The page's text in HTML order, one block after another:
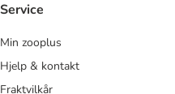
Service
Min zooplus
Hjelp & kontakt
Fraktvilkår